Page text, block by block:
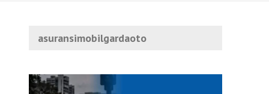
asuransimobilgardaoto